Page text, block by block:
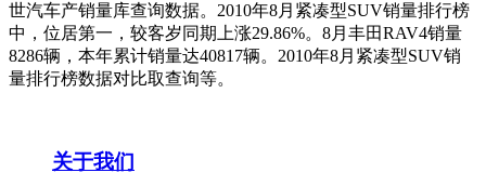
世汽车产销量库查询数据。2010年8月紧凑型SUV销量排行榜
中，位居第一，较客岁同期上涨29.86%。8月丰田RAV4销量
8286辆，本年累计销量达40817辆。2010年8月紧凑型SUV销
量排行榜数据对比取查询等。
关于我们